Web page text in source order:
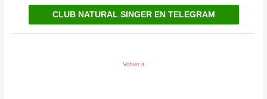
CLUB NATURAL SINGER EN TELEGRAM
Volver a